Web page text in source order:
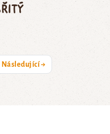
Následující →